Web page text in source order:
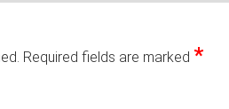
Required fields are marked *